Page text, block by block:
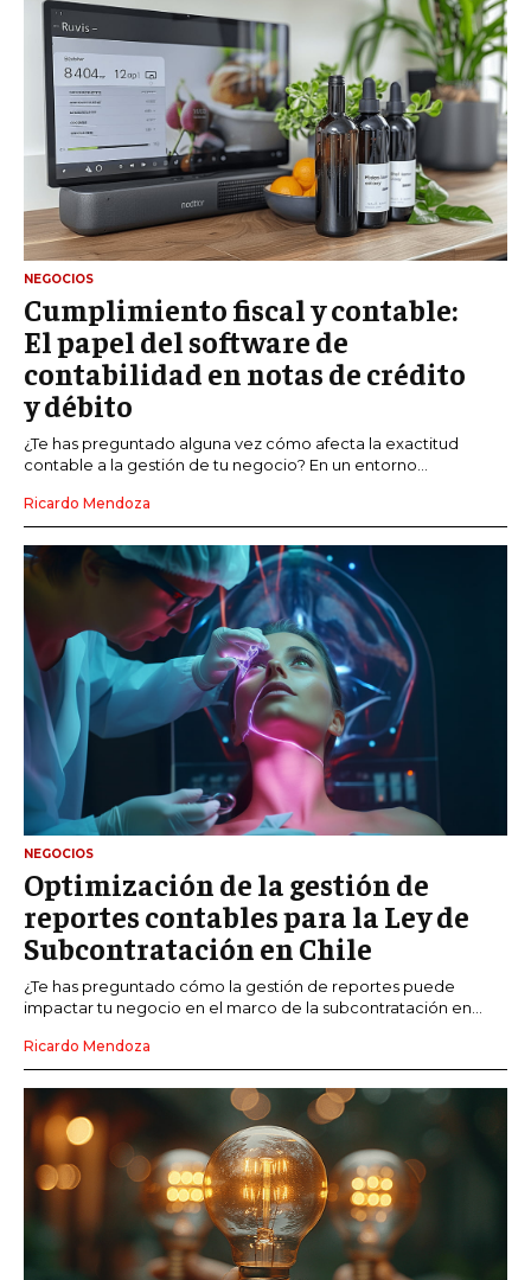
NEGOCIOS
Cumplimiento fiscal y contable:
El papel del software de
contabilidad en notas de crédito
y débito
¿Te has preguntado alguna vez cómo afecta la exactitud
contable a la gestión de tu negocio? En un entorno...
Ricardo Mendoza
NEGOCIOS
Optimización de la gestión de
reportes contables para la Ley de
Subcontratación en Chile
¿Te has preguntado cómo la gestión de reportes puede
impactar tu negocio en el marco de la subcontratación en...
Ricardo Mendoza